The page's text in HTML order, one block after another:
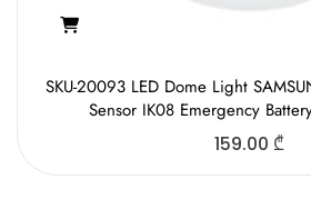
SKU-20093 LED Dome Light
Sensor IK08 Emergency
159.00 ₾